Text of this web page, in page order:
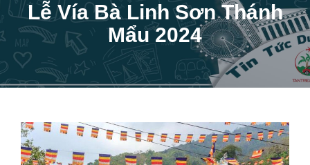
Lễ Vía Bà Linh Sơn Thánh
Mẩu 2024